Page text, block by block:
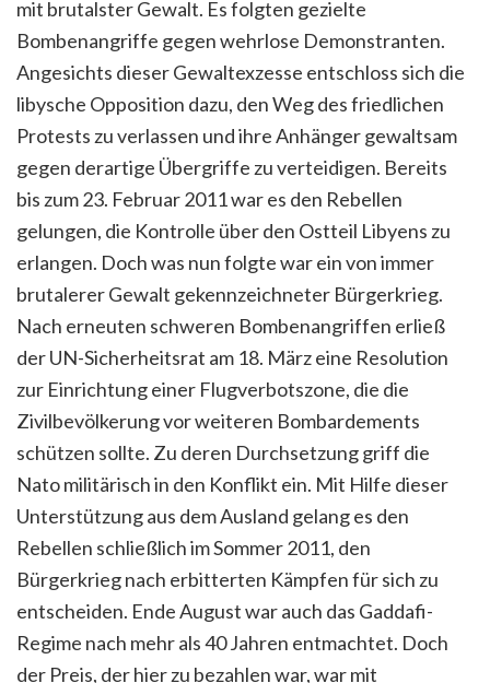
mit brutalster Gewalt. Es folgten gezielte
Bombenangriffe gegen wehrlose Demonstranten.
Angesichts dieser Gewaltexzesse entschloss sich die
libysche Opposition dazu, den Weg des friedlichen
Protests zu verlassen und ihre Anhänger gewaltsam
gegen derartige Übergriffe zu verteidigen. Bereits
bis zum 23. Februar 2011 war es den Rebellen
gelungen, die Kontrolle über den Ostteil Libyens zu
erlangen. Doch was nun folgte war ein von immer
brutalerer Gewalt gekennzeichneter Bürgerkrieg.
Nach erneuten schweren Bombenangriffen erließ
der UN-Sicherheitsrat am 18. März eine Resolution
zur Einrichtung einer Flugverbotszone, die die
Zivilbevölkerung vor weiteren Bombardements
schützen sollte. Zu deren Durchsetzung griff die
Nato militärisch in den Konflikt ein. Mit Hilfe dieser
Unterstützung aus dem Ausland gelang es den
Rebellen schließlich im Sommer 2011, den
Bürgerkrieg nach erbitterten Kämpfen für sich zu
entscheiden. Ende August war auch das Gaddafi-
Regime nach mehr als 40 Jahren entmachtet. Doch
der Preis, der hier zu bezahlen war, war mit